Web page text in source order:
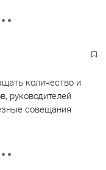
количество и
руководителей
совещания